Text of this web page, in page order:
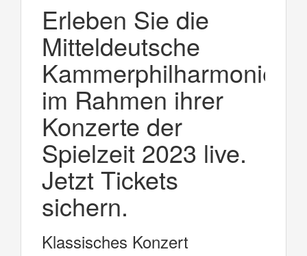
Erleben Sie die
Mitteldeutsche
Kammerphilharmonie
im Rahmen ihrer
Konzerte der
Spielzeit 2023 live.
Jetzt Tickets
sichern.
Klassisches Konzert